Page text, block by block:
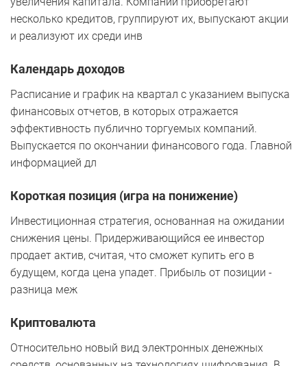
несколько кредитов, группируют их, выпускают акции
и реализуют их среди инв
Календарь доходов
Расписание и график на квартал с указанием выпуска
финансовых отчетов, в которых отражается
эффективность публично торгуемых компаний.
Выпускается по окончании финансового года. Главной
информацией дл
Короткая позиция (игра на понижение)
Инвестиционная стратегия, основанная на ожидании
снижения цены. Придерживающийся ее инвестор
продает актив, считая, что сможет купить его в
будущем, когда цена упадет. Прибыль от позиции -
разница меж
Криптовалюта
Относительно новый вид электронных денежных